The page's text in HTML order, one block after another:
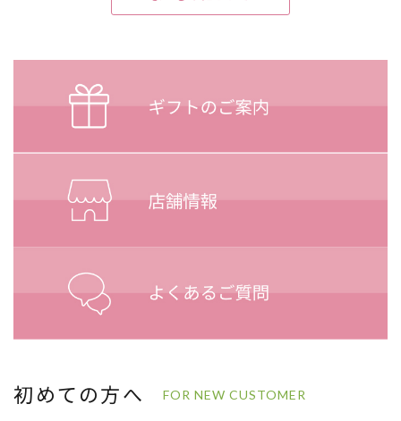
初めての方へ FOR NEW CUSTOMER